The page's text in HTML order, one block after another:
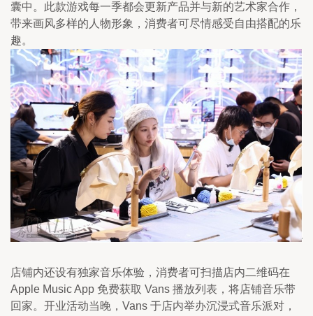
囊中。此款游戏每一季都会更新产品并与新的艺术家合作，
带来画风多样的人物形象，消费者可尽情感受自由搭配的乐
趣。
店铺内还设有独家音乐体验，消费者可扫描店内二维码在
Apple Music App 免费获取 Vans 播放列表，将店铺音乐带
回家。开业活动当晚，Vans 于店内举办沉浸式音乐派对，